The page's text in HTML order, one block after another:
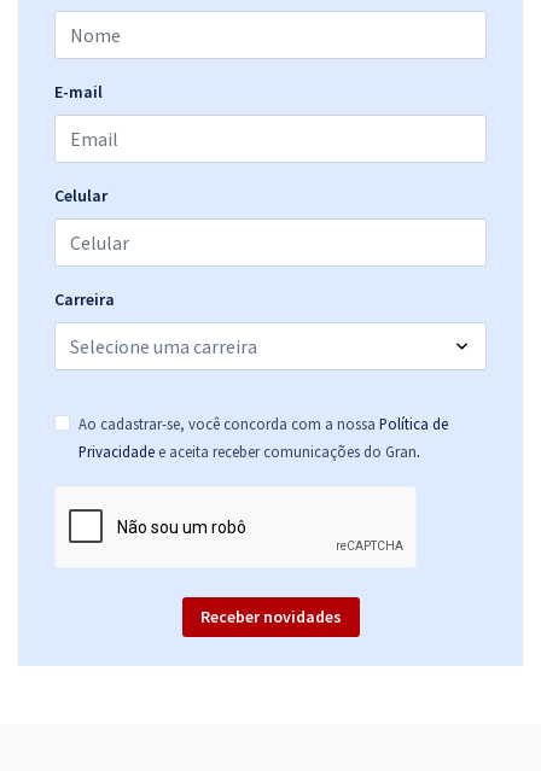
E-mail
Celular
Carreira
Ao cadastrar-se, você concorda com a nossa Política de
Privacidade e aceita receber comunicações do Gran.
Receber novidades